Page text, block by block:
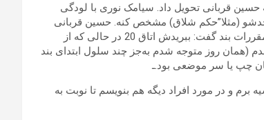
حسین قربانی تحویل داد. سیامک نوری با لودگی
(مثلا”حکم شلاق) مشخص کنه. حسین قربانی
واکنشی به حرف سیامک نشون نداد و بعد از تهدیدهای معمول و ردیف کردن مقررات بند گفت: ببریدش اتاق 20 در حالی که از
و ممد آوندی اسکورت می‌شدم به اتاق 20 منتقل شدم (همان روز متوجه شدم به‌جز چند سلول ابتدای بند
چپ یا سر موضعی بود.ـ
و در مورد افراد دیگه هم بنویسم تا نوبت به